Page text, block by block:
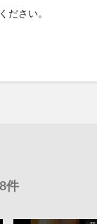
ださい。
件